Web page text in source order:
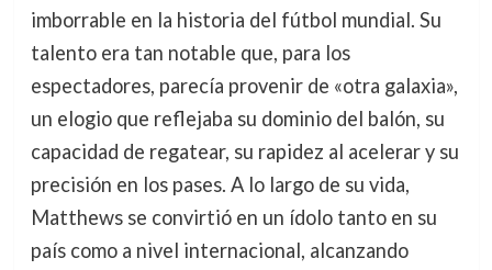
imborrable en la historia del fútbol mundial. Su
talento era tan notable que, para los
espectadores, parecía provenir de «otra galaxia»,
un elogio que reflejaba su dominio del balón, su
capacidad de regatear, su rapidez al acelerar y su
precisión en los pases. A lo largo de su vida,
Matthews se convirtió en un ídolo tanto en su
país como a nivel internacional, alcanzando